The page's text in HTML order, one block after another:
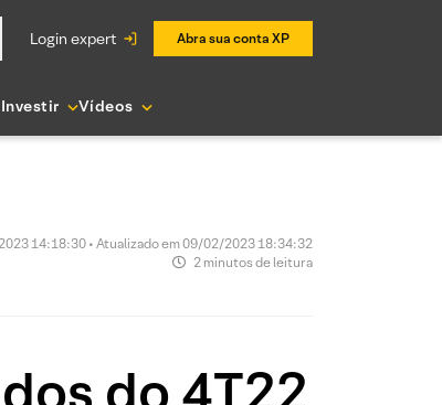
login expert Abra sua conta XP
Vídeos
14:18:30 • Atualizado em 09/02/2023 18:34:32
2 minutos de leitura